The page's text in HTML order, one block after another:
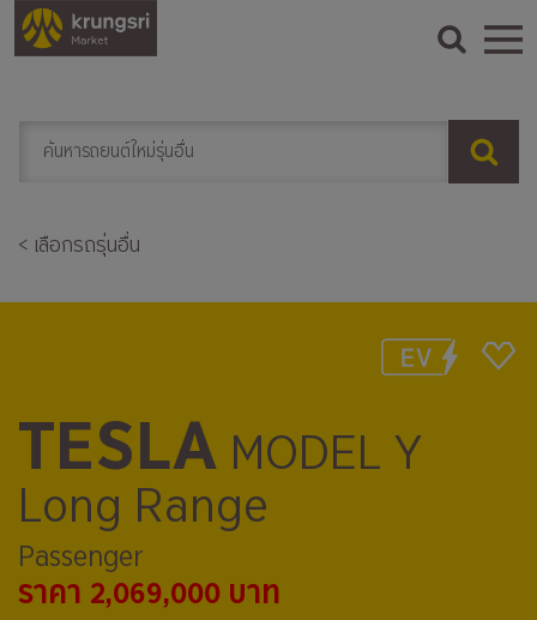
< เลือกรถรุ่นอื่น
TESLA MODEL Y
Long Range
Passenger
ราคา 2,069,000 บาท